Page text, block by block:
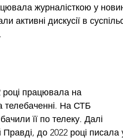
журналісткою у
активні дискусії в
році працювала на
телебаченні. На СТБ
її по телеку. Далі
до 2022 році писала